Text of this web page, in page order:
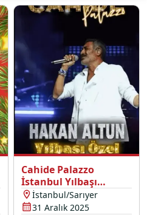
Cahide Palazzo
İstanbul Yılbaşı
Programı 2026
İstanbul/Sarıyer
31 Aralık 2025